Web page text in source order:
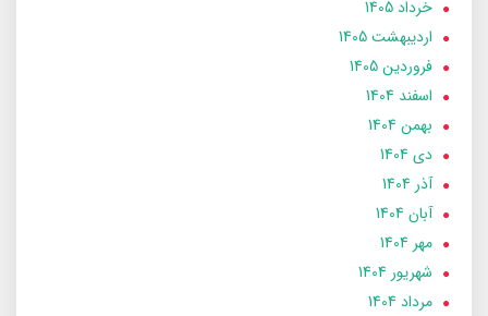
خرداد 1405
ارديبهشت 1405
فروردین 1405
اسفند 1404
بهمن 1404
دی 1404
آذر 1404
آبان 1404
مهر 1404
شهریور 1404
مرداد 1404